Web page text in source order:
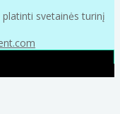
svetainės turinį